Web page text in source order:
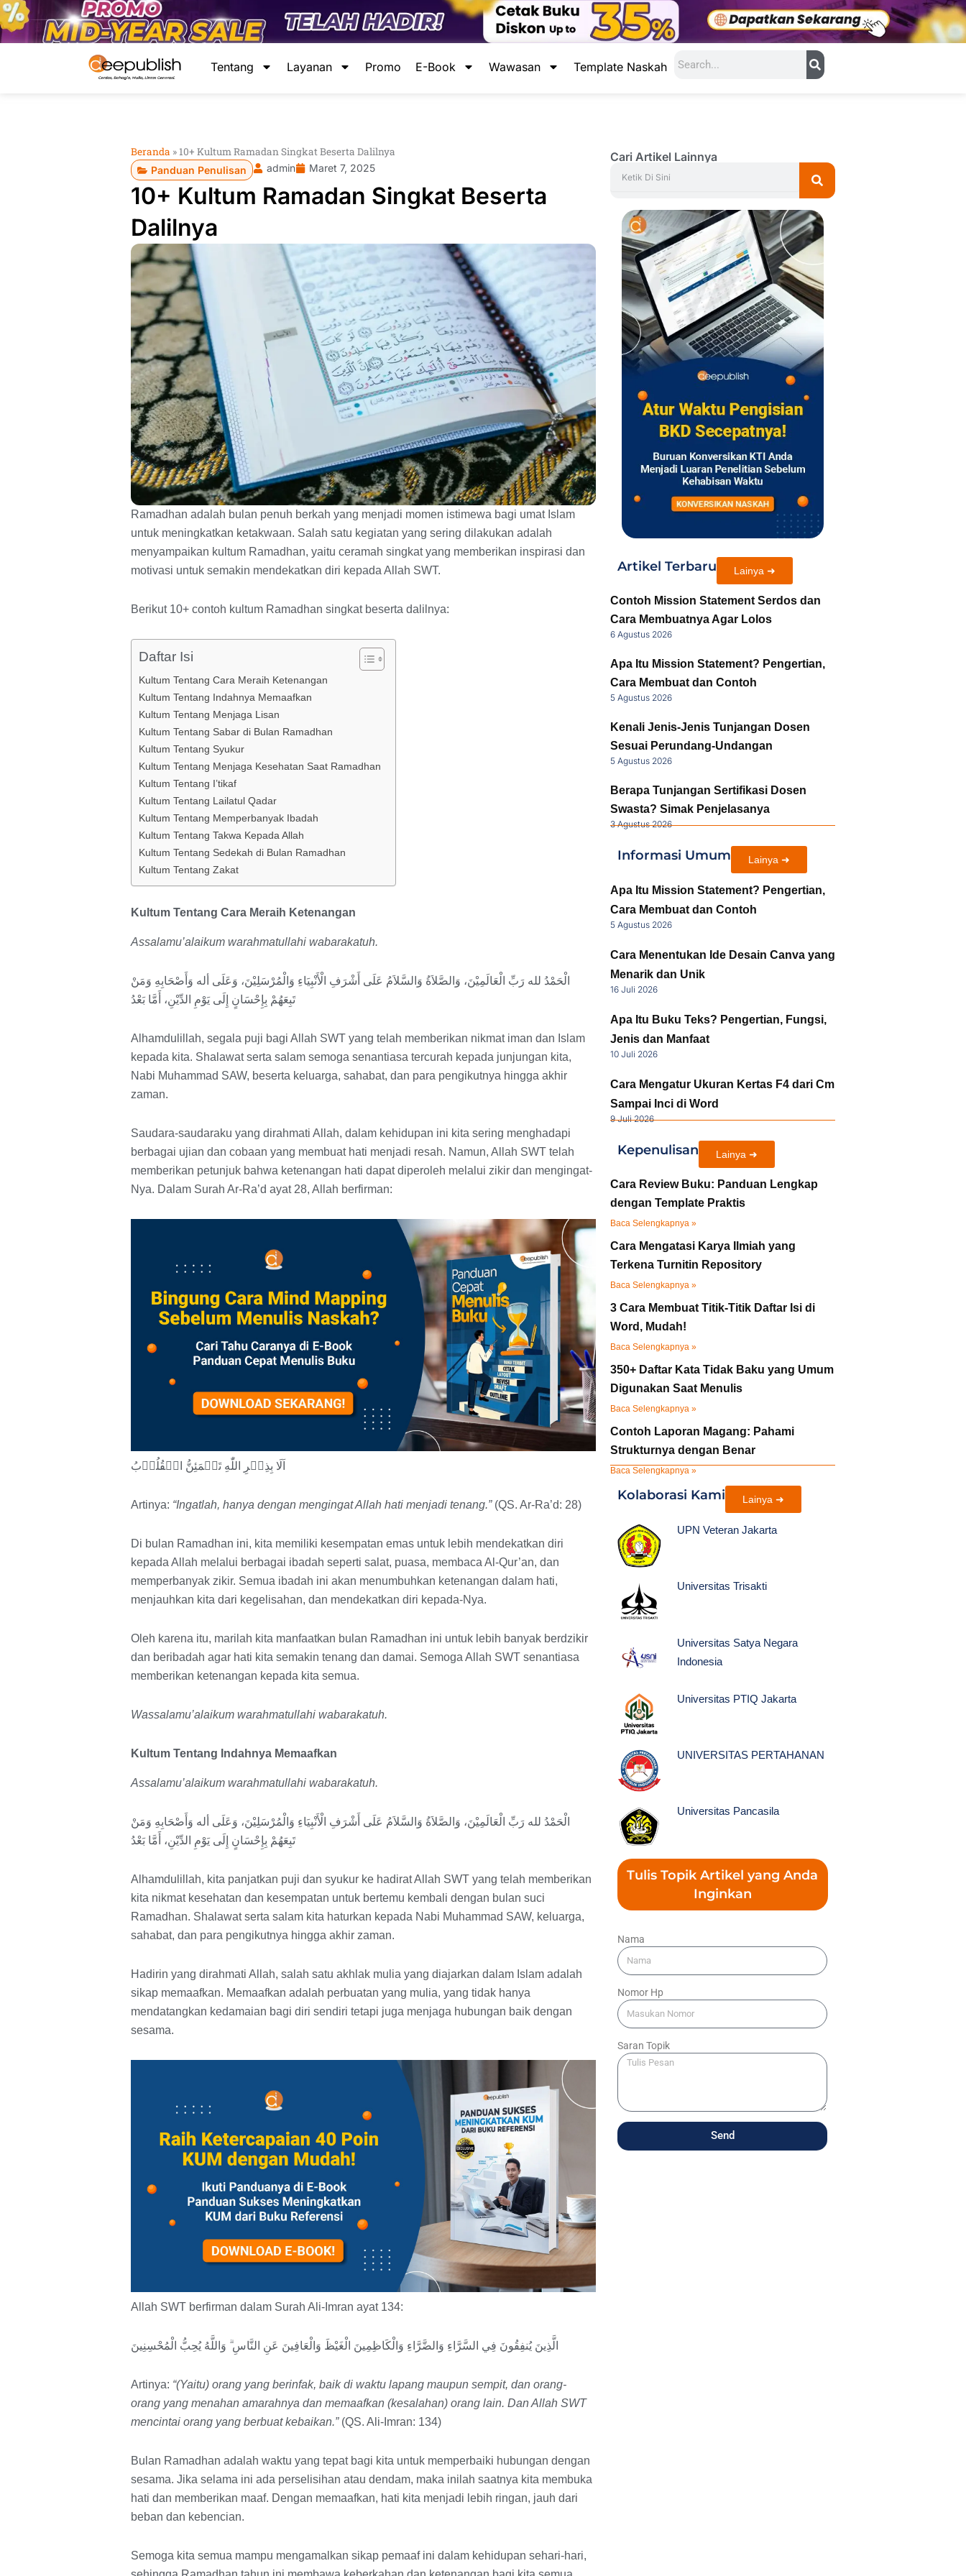
Lewati
ke
konten
Tentang
Layanan Promo E-Book Wawasan Template Naskah
Beranda » 10+ Kultum Ramadan Singkat Beserta Dalilnya
Panduan Penulisan admin Maret 7, 2025
10+ Kultum Ramadan Singkat Beserta
Dalilnya
Ramadhan adalah bulan penuh berkah yang menjadi momen istimewa bagi umat Islam
untuk meningkatkan ketakwaan. Salah satu kegiatan yang sering dilakukan adalah
menyampaikan kultum Ramadhan, yaitu ceramah singkat yang memberikan inspirasi dan
motivasi untuk semakin mendekatkan diri kepada Allah SWT.
Berikut 10+ contoh kultum Ramadhan singkat beserta dalilnya:
Daftar Isi
Kultum Tentang Cara Meraih Ketenangan
Kultum Tentang Indahnya Memaafkan
Kultum Tentang Menjaga Lisan
Kultum Tentang Sabar di Bulan Ramadhan
Kultum Tentang Syukur
Kultum Tentang Menjaga Kesehatan Saat Ramadhan
Kultum Tentang I’tikaf
Kultum Tentang Lailatul Qadar
Kultum Tentang Memperbanyak Ibadah
Kultum Tentang Takwa Kepada Allah
Kultum Tentang Sedekah di Bulan Ramadhan
Kultum Tentang Zakat
Kultum Tentang Cara Meraih Ketenangan
Assalamu’alaikum warahmatullahi wabarakatuh.
الْحَمْدُ لله رَبِّ الْعَالَمِيْنَ، وَالصَّلاَةُ وَالسَّلاَمُ عَلَى أَشْرَفِ الْأَنْبِيَاءِ وَالْمُرْسَلِيْنَ، وَعَلَى أله وَأَصْحَابِهِ وَمَنْ
تَبِعَهُمْ بِإِحْسَانٍ إِلَى يَوْمِ الدِّيْنِ، أَمَّا بَعْدُ
Alhamdulillah, segala puji bagi Allah SWT yang telah memberikan nikmat iman dan Islam
kepada kita. Shalawat serta salam semoga senantiasa tercurah kepada junjungan kita,
Nabi Muhammad SAW, beserta keluarga, sahabat, dan para pengikutnya hingga akhir
zaman.
Saudara-saudaraku yang dirahmati Allah, dalam kehidupan ini kita sering menghadapi
berbagai ujian dan cobaan yang membuat hati menjadi resah. Namun, Allah SWT telah
memberikan petunjuk bahwa ketenangan hati dapat diperoleh melalui zikir dan mengingat-
Nya. Dalam Surah Ar-Ra’d ayat 28, Allah berfirman:
اَلَا بِذِكۡرِ اللّٰهِ تَطۡمَئِنُّ الۡقُلُوۡبُ
Artinya: “Ingatlah, hanya dengan mengingat Allah hati menjadi tenang.”(QS. Ar-Ra’d: 28)
Di bulan Ramadhan ini, kita memiliki kesempatan emas untuk lebih mendekatkan diri
kepada Allah melalui berbagai ibadah seperti salat, puasa, membaca Al-Qur’an, dan
memperbanyak zikir. Semua ibadah ini akan menumbuhkan ketenangan dalam hati,
menjauhkan kita dari kegelisahan, dan mendekatkan diri kepada-Nya.
Oleh karena itu, marilah kita manfaatkan bulan Ramadhan ini untuk lebih banyak berdzikir
dan beribadah agar hati kita semakin tenang dan damai. Semoga Allah SWT senantiasa
memberikan ketenangan kepada kita semua.
Wassalamu’alaikum warahmatullahi wabarakatuh.
Kultum Tentang Indahnya Memaafkan
Assalamu’alaikum warahmatullahi wabarakatuh.
الْحَمْدُ لله رَبِّ الْعَالَمِيْنَ، وَالصَّلاَةُ وَالسَّلاَمُ عَلَى أَشْرَفِ الْأَنْبِيَاءِ وَالْمُرْسَلِيْنَ، وَعَلَى أله وَأَصْحَابِهِ وَمَنْ
تَبِعَهُمْ بِإِحْسَانٍ إِلَى يَوْمِ الدِّيْنِ، أَمَّا بَعْدُ
Alhamdulillah, kita panjatkan puji dan syukur ke hadirat Allah SWT yang telah memberikan
kita nikmat kesehatan dan kesempatan untuk bertemu kembali dengan bulan suci
Ramadhan. Shalawat serta salam kita haturkan kepada Nabi Muhammad SAW, keluarga,
sahabat, dan para pengikutnya hingga akhir zaman.
Hadirin yang dirahmati Allah, salah satu akhlak mulia yang diajarkan dalam Islam adalah
sikap memaafkan. Memaafkan adalah perbuatan yang mulia, yang tidak hanya
mendatangkan kedamaian bagi diri sendiri tetapi juga menjaga hubungan baik dengan
sesama.
Allah SWT berfirman dalam Surah Ali-Imran ayat 134:
الَّذِينَ يُنفِقُونَ فِي السَّرَّاءِ وَالضَّرَّاءِ وَالْكَاظِمِينَ الْغَيْظَ وَالْعَافِينَ عَنِ النَّاسِ ۗ وَاللَّهُ يُحِبُّ الْمُحْسِنِينَ
Artinya: “(Yaitu) orang yang berinfak, baik di waktu lapang maupun sempit, dan orang-
orang yang menahan amarahnya dan memaafkan (kesalahan) orang lain. Dan Allah SWT
mencintai orang yang berbuat kebaikan.”(QS. Ali-Imran: 134)
Bulan Ramadhan adalah waktu yang tepat bagi kita untuk memperbaiki hubungan dengan
sesama. Jika selama ini ada perselisihan atau dendam, maka inilah saatnya kita membuka
hati dan memberikan maaf. Dengan memaafkan, hati kita menjadi lebih ringan, jauh dari
beban dan kebencian.
Semoga kita semua mampu mengamalkan sikap pemaaf ini dalam kehidupan sehari-hari,
Cari Artikel Lainnya
Artikel Terbaru Lainya ➜
Contoh Mission Statement Serdos dan
Cara Membuatnya Agar Lolos
6 Agustus 2026
Apa Itu Mission Statement? Pengertian,
Cara Membuat dan Contoh
5 Agustus 2026
Kenali Jenis-Jenis Tunjangan Dosen
Sesuai Perundang-Undangan
5 Agustus 2026
Berapa Tunjangan Sertifikasi Dosen
Swasta? Simak Penjelasanya
3 Agustus 2026
Informasi Umum Lainya ➜
Apa Itu Mission Statement? Pengertian,
Cara Membuat dan Contoh
5 Agustus 2026
Cara Menentukan Ide Desain Canva yang
Menarik dan Unik
16 Juli 2026
Apa Itu Buku Teks? Pengertian, Fungsi,
Jenis dan Manfaat
10 Juli 2026
Cara Mengatur Ukuran Kertas F4 dari Cm
Sampai Inci di Word
9 Juli 2026
Kepenulisan Lainya ➜
Cara Review Buku: Panduan Lengkap
dengan Template Praktis
Baca Selengkapnya »
Cara Mengatasi Karya Ilmiah yang
Terkena Turnitin Repository
Baca Selengkapnya »
3 Cara Membuat Titik-Titik Daftar Isi di
Word, Mudah!
Baca Selengkapnya »
350+ Daftar Kata Tidak Baku yang Umum
Digunakan Saat Menulis
Baca Selengkapnya »
Contoh Laporan Magang: Pahami
Strukturnya dengan Benar
Baca Selengkapnya »
Kolaborasi Kami Lainya ➜
UPN Veteran Jakarta
Universitas Trisakti
Universitas Satya Negara
Indonesia
Universitas PTIQ Jakarta
UNIVERSITAS PERTAHANAN
Universitas Pancasila
Tulis Topik Artikel yang Anda
Inginkan
Nama
Nomor Hp
Saran Topik
Send